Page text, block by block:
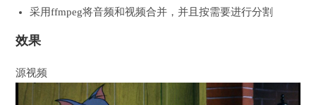
采用ffmpeg将音频和视频合并，并且按需要进行分割
效果
源视频